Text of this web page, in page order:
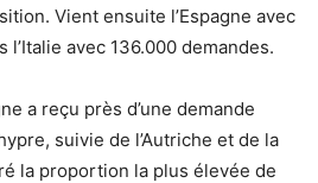
Vient ensuite l’Espagne avec
l’Italie avec 136.000 demandes.
a reçu près d’une demande
suivie de l’Autriche et de la
la proportion la plus élevée de